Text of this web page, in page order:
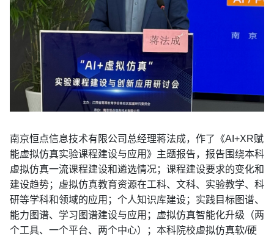
南京恒点信息技术有限公司总经理蒋法成，作了《AI+XR赋
能虚拟仿真实验课程建设与应用》主题报告，报告围绕本科
虚拟仿真一流课程建设和遴选情况；课程建设要求的变化和
建设趋势；虚拟仿真教育资源在工科、文科、实验教学、科
研等学科和领域的应用；个人知识库建设；实践目标图谱、
能力图谱、学习图谱建设与应用；虚拟仿真智能化升级（两
个工具、一个平台、两个中心）；本科院校虚拟仿真软/硬